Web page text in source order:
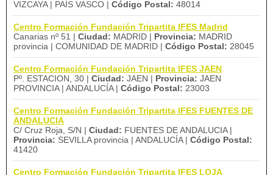
VIZCAYA | PAÍS VASCO | Código Postal: 48014
Centro Formación Fundación Tripartita IFES Madrid
Canarias nº 51 | Ciudad: MADRID | Provincia: MADRID
provincia | COMUNIDAD DE MADRID | Código Postal: 28045
Centro Formación Fundación Tripartita IFES JAEN
Pº. ESTACION, 30 | Ciudad: JAEN | Provincia: JAEN
PROVINCIA | ANDALUCÍA | Código Postal: 23003
Centro Formación Fundación Tripartita IFES FUENTES DE
ANDALUCIA
C/ Cruz Roja, S/N | Ciudad: FUENTES DE ANDALUCIA |
Provincia: SEVILLA provincia | ANDALUCÍA | Código Postal:
41420
Centro Formación Fundación Tripartita IFES LOJA